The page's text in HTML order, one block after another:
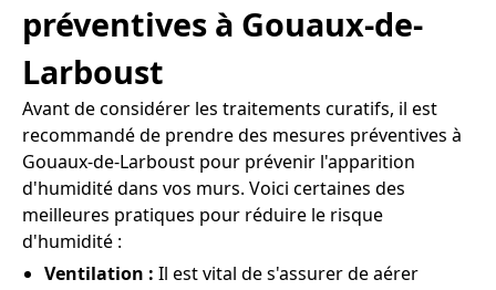
préventives à Gouaux-de-
Larboust
Avant de considérer les traitements curatifs, il est
recommandé de prendre des mesures préventives à
Gouaux-de-Larboust pour prévenir l'apparition
d'humidité dans vos murs. Voici certaines des
meilleures pratiques pour réduire le risque
d'humidité :
Ventilation : Il est vital de s'assurer de aérer